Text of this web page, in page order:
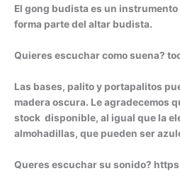
El gong budista es un
forma parte del altar budista.
Quieres escuchar como suena?
Las bases, palito y portapalitos
madera oscura. Le agradecemos
stock disponible, al igual que la
almohadillas, que pueden ser
Queres escuchar su sonido?